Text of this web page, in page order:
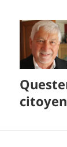
citoyen